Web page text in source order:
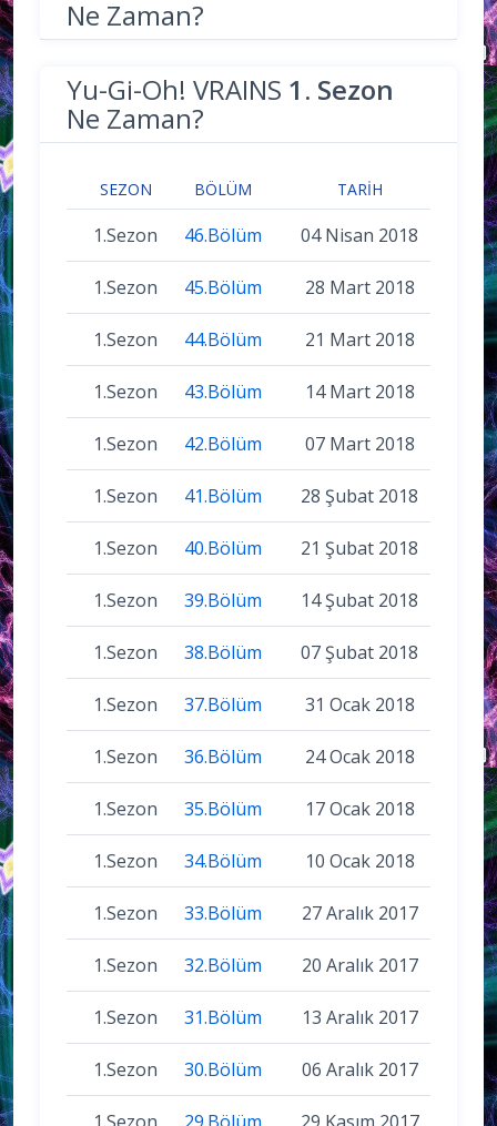
Ne Zaman?
Yu-Gi-Oh! VRAINS 1. Sezon
Ne Zaman?
SEZON BÖLÜM TARIH
1.Sezon 46.Bölüm 04 Nisan 2018
1.Sezon 45.Bölüm 28 Mart 2018
1.Sezon 44.Bölüm 21 Mart 2018
1.Sezon 43.Bölüm 14 Mart 2018
1.Sezon 42.Bölüm 07 Mart 2018
1.Sezon 41.Bölüm 28 Şubat 2018
1.Sezon 40.Bölüm 21 Şubat 2018
1.Sezon 39.Bölüm 14 Şubat 2018
1.Sezon 38.Bölüm 07 Şubat 2018
1.Sezon 37.Bölüm 31 Ocak 2018
1.Sezon 36.Bölüm 24 Ocak 2018
1.Sezon 35.Bölüm 17 Ocak 2018
1.Sezon 34.Bölüm 10 Ocak 2018
1.Sezon 33.Bölüm 27 Aralık 2017
1.Sezon 32.Bölüm 20 Aralık 2017
1.Sezon 31.Bölüm 13 Aralık 2017
1.Sezon 30.Bölüm 06 Aralık 2017